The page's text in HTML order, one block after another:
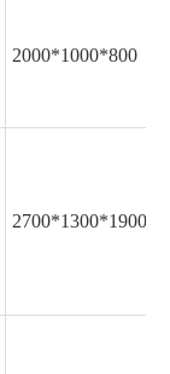
2000*1000*800
2700*1300*1900